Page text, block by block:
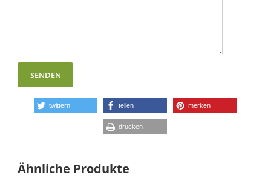
twittern teilen merken
drucken
Ähnliche Produkte